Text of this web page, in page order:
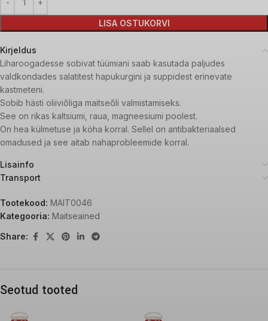
LISA OSTUKORVI
Kirjeldus
Liharoogadesse sobivat tüümiani saab kasutada paljudes
valdkondades salatitest hapukurgini ja suppidest erinevate
kastmeteni.
Sobib hästi oliiviõliga maitseõli valmistamiseks.
See on rikas kaltsiumi, raua, magneesiumi poolest.
On hea külmetuse ja köha korral. Sellel on antibakteriaalsed
omadused ja see aitab nahaprobleemide korral.
Lisainfo
Transport
Tootekood: MAIT0046
Kategooria: Maitseained
Share:
Seotud tooted